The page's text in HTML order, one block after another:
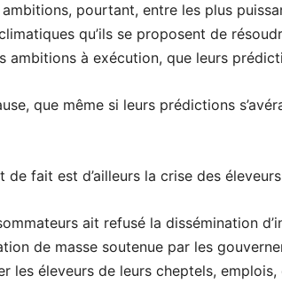
ambitions, pourtant, entre les plus
qu’ils se proposent de
ambitions à exécution, que leurs
que même si leurs prédictions
fait est d’ailleurs la crise des
ait refusé la dissémination
de masse soutenue par les
les éleveurs de leurs cheptels,